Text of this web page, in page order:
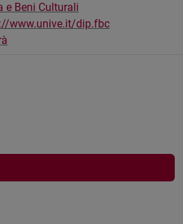
e Beni Culturali
www.unive.it/dip.fbc